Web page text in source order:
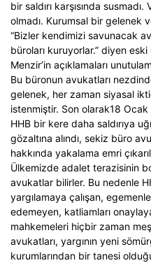
bir saldırı karşısında
olmadı. Kurumsal bir gelenek
“Bizler kendimizi savunacak
büroları kuruyorlar.” diyen
Menzir’in açıklamaları
Bu büronun avukatları
gelenek, her zaman siyasal
istenmiştir. Son olarak18
HHB bir kere daha saldırıya
gözaltına alındı, sekiz büro
hakkında yakalama emri
Ülkemizde adalet terazisinin
avukatlar bilirler. Bu nedenle
yargılamaya çalışan,
edemeyen, katliamları
mahkemeleri hiçbir zaman
avukatları, yargının yeni
kurumlarından bir tanesi